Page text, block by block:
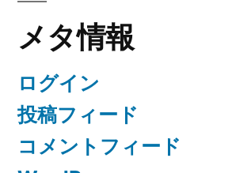
メタ情報
ログイン
投稿フィード
コメントフィード